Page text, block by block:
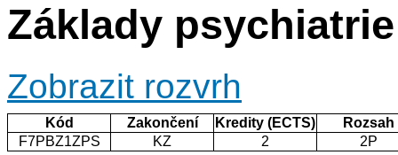
Základy psychiatrie
Zobrazit rozvrh
Kód Zakončení Kredity (ECTS)
Rozsah
F7PBZ1ZPS
KZ 2 2P